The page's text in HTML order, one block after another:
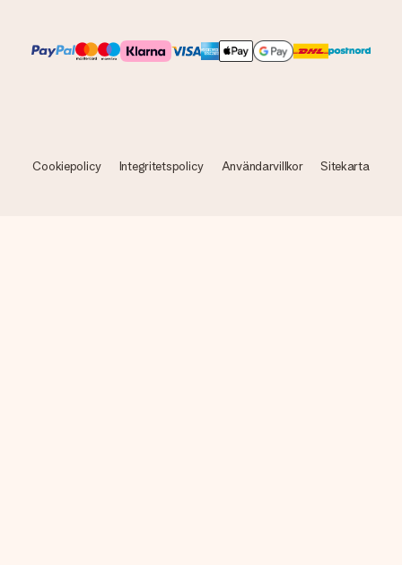
Cookiepolicy Integritetspolicy Användarvillkor Sitekarta